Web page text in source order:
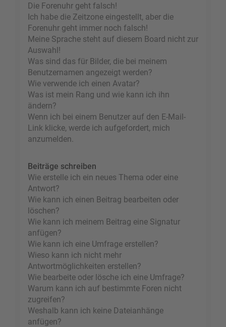
Die Forenuhr geht falsch!
Ich habe die Zeitzone eingestellt, aber die
Forenuhr geht immer noch falsch!
Meine Sprache steht auf diesem Board nicht zur
Auswahl!
Was sind das für Bilder, die bei meinem
Benutzernamen angezeigt werden?
Wie verwende ich einen Avatar?
Was ist mein Rang und wie kann ich ihn
ändern?
Wenn ich bei einem Benutzer auf den E-Mail-
Link klicke, werde ich aufgefordert, mich
anzumelden.
Beiträge schreiben
Wie erstelle ich ein neues Thema oder eine
Antwort?
Wie kann ich einen Beitrag bearbeiten oder
löschen?
Wie kann ich meinem Beitrag eine Signatur
anfügen?
Wie kann ich eine Umfrage erstellen?
Wieso kann ich nicht mehr
Antwortmöglichkeiten erstellen?
Wie bearbeite oder lösche ich eine Umfrage?
Warum kann ich auf bestimmte Foren nicht
zugreifen?
Weshalb kann ich keine Dateianhänge
anfügen?